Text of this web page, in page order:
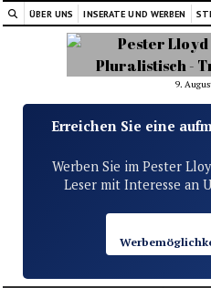
ÜBER UNS INSERATE UND WERBEN
9.
Erreichen Sie eine
Werben Sie im Pester
Leser mit Interesse an